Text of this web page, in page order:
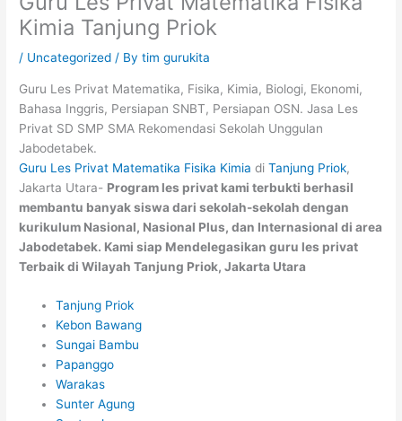
Kimia Tanjung Priok
/ Uncategorized / Bytim gurukita
Guru Les Privat Matematika, Fisika, Kimia, Biologi, Ekonomi,
Bahasa Inggris, Persiapan SNBT, Persiapan OSN. Jasa Les
Privat SD SMP SMA Rekomendasi Sekolah Unggulan
Jabodetabek.
Guru Les Privat Matematika Fisika Kimia diTanjung Priok,
Jakarta Utara- Program les privat kami terbukti berhasil
membantu banyak siswa dari sekolah-sekolah dengan
kurikulum Nasional, Nasional Plus, dan Internasional di area
Jabodetabek. Kami siap Mendelegasikan guru les privat
Terbaik di Wilayah Tanjung Priok, Jakarta Utara
Tanjung Priok
Kebon Bawang
Sungai Bambu
Papanggo
Warakas
Sunter Agung